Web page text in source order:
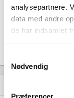
analysepartnere.
data med andre
de har indsamlet
Nødvendig
Præferencer